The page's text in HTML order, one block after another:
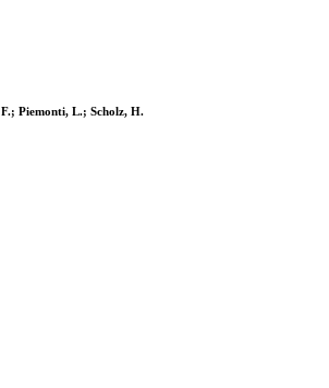
Piemonti, L.; Scholz, H.